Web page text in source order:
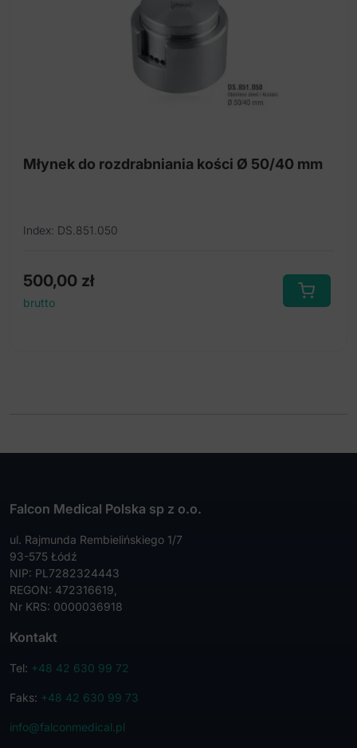
Młynek do rozdrabniania kości Ø 50/40 mm
Index: DS.851.050
500,00 zł
brutto
Falcon Medical Polska sp z o.o.
ul. Rajmunda Rembielińskiego 1/7
93-575 Łódź
NIP: PL7282324443
REGON: 472316619,
Nr KRS: 0000036918
Kontakt
Tel: +48 42 630 99 72
Faks: +48 42 630 99 73
info@falconmedical.pl